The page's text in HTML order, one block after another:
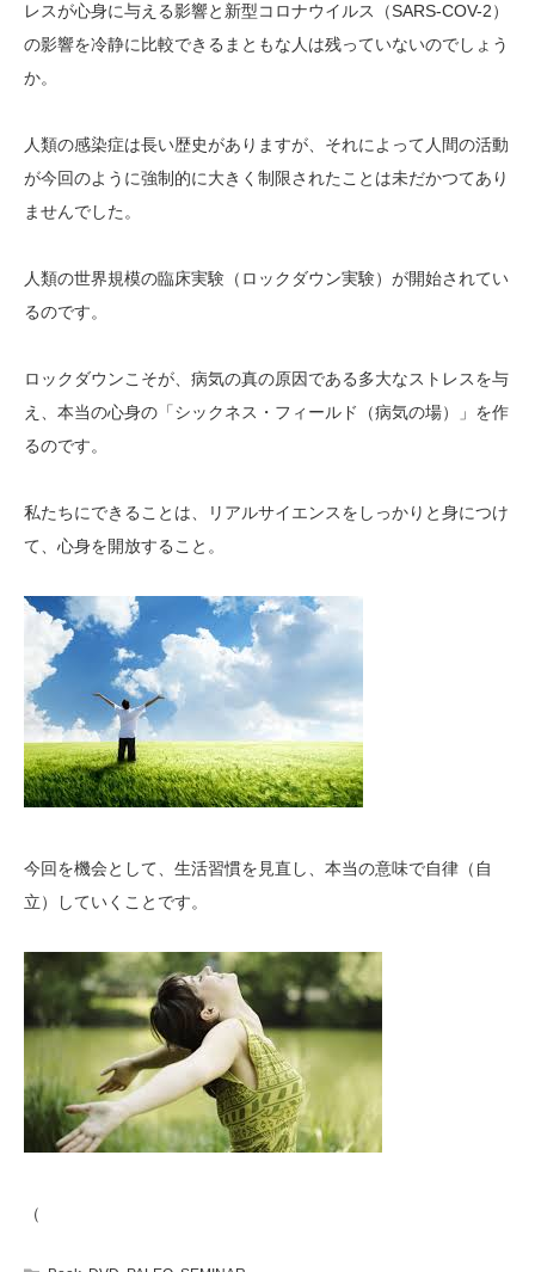
レスが心身に与える影響と新型コロナウイルス（SARS-COV-2）
の影響を冷静に比較できるまともな人は残っていないのでしょう
か。
人類の感染症は長い歴史がありますが、それによって人間の活動
が今回のように強制的に大きく制限されたことは未だかつてあり
ませんでした。
人類の世界規模の臨床実験（ロックダウン実験）が開始されてい
るのです。
ロックダウンこそが、病気の真の原因である多大なストレスを与
え、本当の心身の「シックネス・フィールド（病気の場）」を作
るのです。
私たちにできることは、リアルサイエンスをしっかりと身につけ
て、心身を開放すること。
今回を機会として、生活習慣を見直し、本当の意味で自律（自
立）していくことです。
（